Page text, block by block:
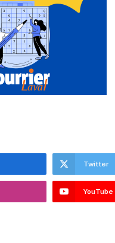
Twitter
YouTube